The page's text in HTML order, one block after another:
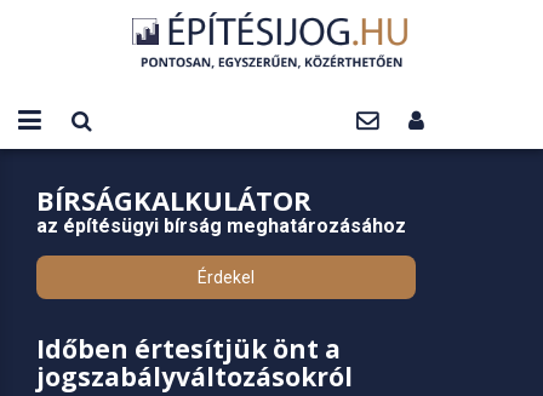
BÍRSÁGKALKULÁTOR
az építésügyi bírság meghatározásához
Érdekel
Időben értesítjük önt a
jogszabályváltozásokról